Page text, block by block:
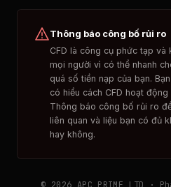
Thông báo công bố rủi ro
CFD là công cụ phức tạp và
mọi người vì có thể nhanh
quá số tiền nạp của bạn.
có hiểu cách CFD hoạt
Thông báo công bố rủi ro
liên quan và liệu bạn có đủ
hay không.